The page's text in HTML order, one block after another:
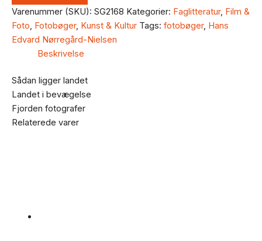
Varenummer (SKU): SG2168 Kategorier: Faglitteratur, Film &
Foto, Fotobøger, Kunst & Kultur Tags: fotobøger, Hans
Edvard Nørregård-Nielsen
Beskrivelse
Sådan ligger landet
Landet i bevægelse
Fjorden fotografer
Relaterede varer